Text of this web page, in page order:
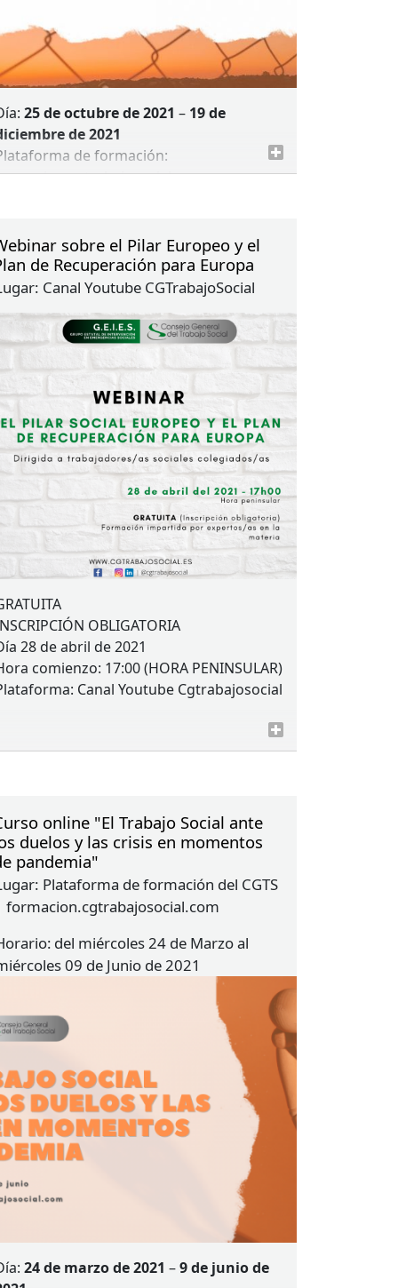
25 de octubre de 2021 – 19 de
de 2021
de formación:
as)
hasta el 24 de octubre (o
cupo)
en formato webinar (en diferido)
sobre el Pilar Europeo y el
de Recuperación para Europa
Canal Youtube CGTrabajoSocial
OBLIGATORIA
28 de abril de 2021
comienzo: 17:00 (HORA PENINSULAR)
Canal Youtube Cgtrabajosocial
online "El Trabajo Social ante
duelos y las crisis en momentos
pandemia"
Plataforma de formación del CGTS
formacion.cgtrabajosocial.com
del miércoles 24 de Marzo al
09 de Junio de 2021
24 de marzo de 2021 –9 de junio de